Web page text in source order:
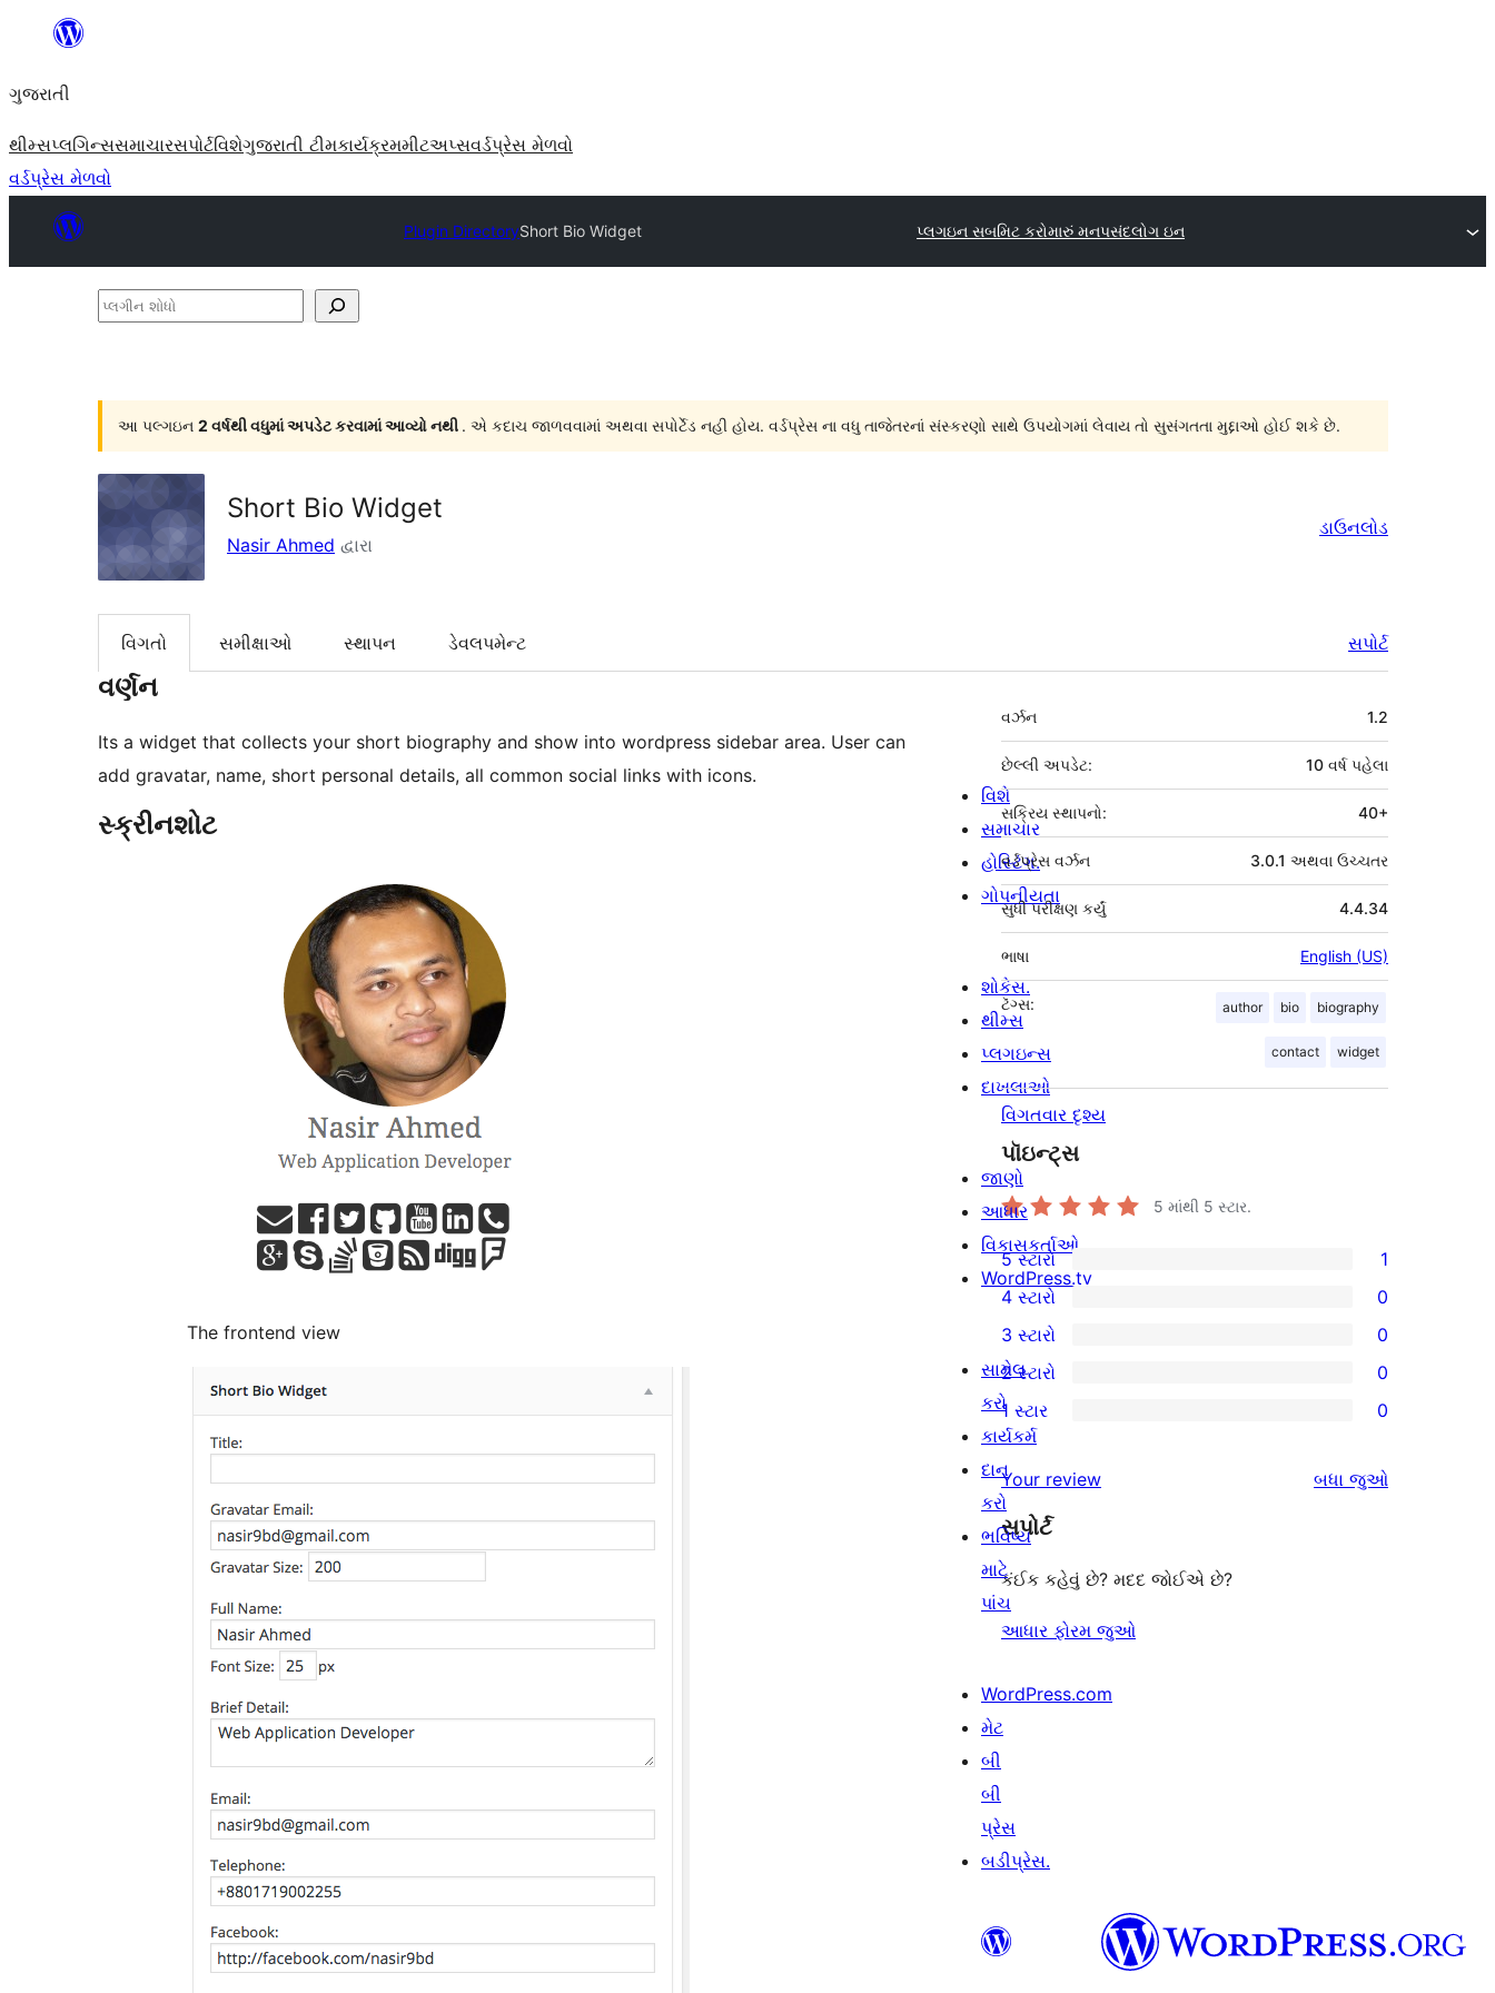
કંટેન્ટ(લખાણ)
જાઓ
ગુજરાતી
થીમ્સપ્લગિન્સસમાચારસપોર્ટવિશેગુજરાતી ટીમકાર્યક્રમમીટઅપ્સવર્ડપ્રેસ મેળવો
વર્ડપ્રેસ મેળવો
Plugin DirectoryShort Bio Widget પ્લગઇન સબમિટ કરોમારું મનપસંદલોગ ઇન
પ્લગીન
આ પલ્ગઇન 2 વર્ષથી વધુમાં અપડેટ કરવામાં આવ્યો નથી . એ કદાચ જાળવવામાં અથવા સપોર્ટેડ નહી હોય. વર્ડપ્રેસ ના વધુ તાજેતરનાં સંસ્કરણો સાથે ઉપયોગમાં લેવાય તો સુસંગતતા મુદ્દાઓ હોઈ શકે છે.
Short Bio Widget
Nasir Ahmed દ્વારા
ડાઉનલોડ
વિગતો સમીક્ષાઓ સ્થાપન ડેવલપમેન્ટ સપોર્ટ
વર્ણન
Its a widget that collects your short biography and show into wordpress sidebar area. User can
add gravatar, name, short personal details, all common social links with icons.
સ્ક્રીનશોટ
The frontend view
મેટા
વર્ઝન 1.2
છેલ્લી અપડેટ: 10 વર્ષપહેલા
સક્રિય સ્થાપનો: 40+
વર્ડપ્રેસ વર્ઝન 3.0.1 અથવા ઉચ્ચતર
4.4.34
સુધી પરીક્ષણ કર્યું
ભાષા English (US)
ટૅગ્સ: author bio biography
contact widget
વિગતવાર દૃશ્ય
પૉઇન્ટ્સ
5 માંથી 5 સ્ટાર.
1
5-
સ્ટાર
સમીક્ષા
5 સ્ટારો 1
4-
સ્ટાર
સમીક્ષાઓ
4 સ્ટારો 0
0
3-
સ્ટાર
સમીક્ષાઓ
3 સ્ટારો 0
0
2-
સમીક્ષાઓ
2 સ્ટારો 0
0
સ્ટાર
સમીક્ષાઓ
1 સ્ટાર 0
Your review બધા સમીક્ષાઓ
જુઓ
સપોર્ટ
કંઈક કહેવું છે? મદદ જોઈએ છે?
આધાર ફોરમ જુઓ
વિશે
સમાચાર
હોસ્ટિંગ.
ગોપનીયતા
શોકેસ.
થીમ્સ
પ્લગઇન્સ
દાખલાઓ
જાણો
આધાર
વિકાસકર્તાઓ
WordPress.tv
સામેલ
કરો
કાર્યકર્મ
દાન
કરો
ભવિષ્ય
માટે
પાંચ
WordPress.com
મેટ
બી
બી
પ્રેસ
બડીપ્રેસ.